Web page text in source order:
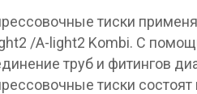
тиски
/A-light2 Kombi. С
труб и фитингов
тиски